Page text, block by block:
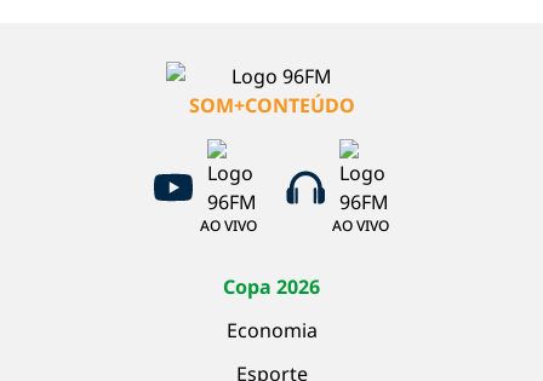
SOM+CONTEÚDO
AO VIVO AO VIVO
Copa 2026
Economia
Esporte